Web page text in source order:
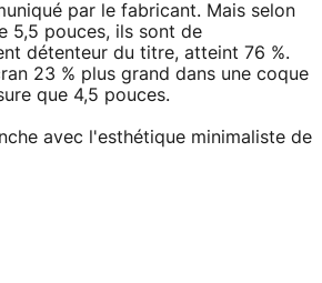
par le fabricant. Mais selon
5,5 pouces, ils sont de
détenteur du titre, atteint 76 %.
23 % plus grand dans une coque
que 4,5 pouces.
avec l'esthétique minimaliste de